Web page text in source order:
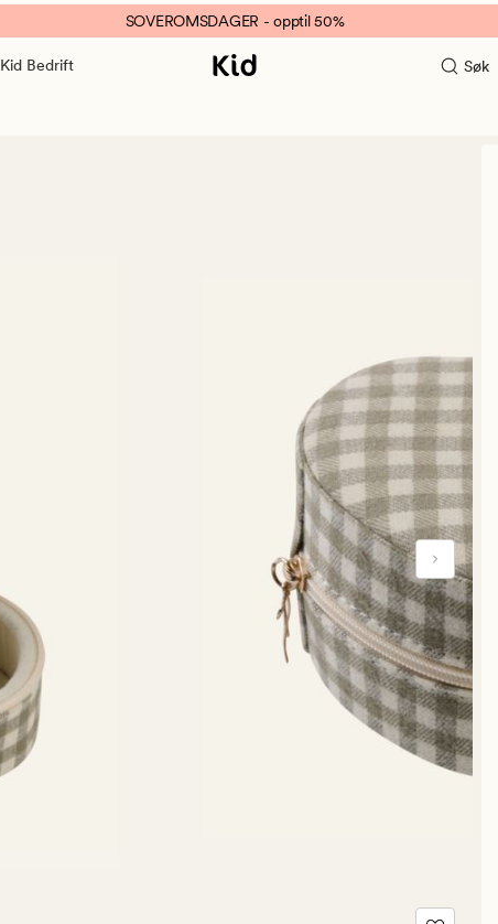
SOVEROMSDAGER - opptil 50%
Kid Bedrift Søk